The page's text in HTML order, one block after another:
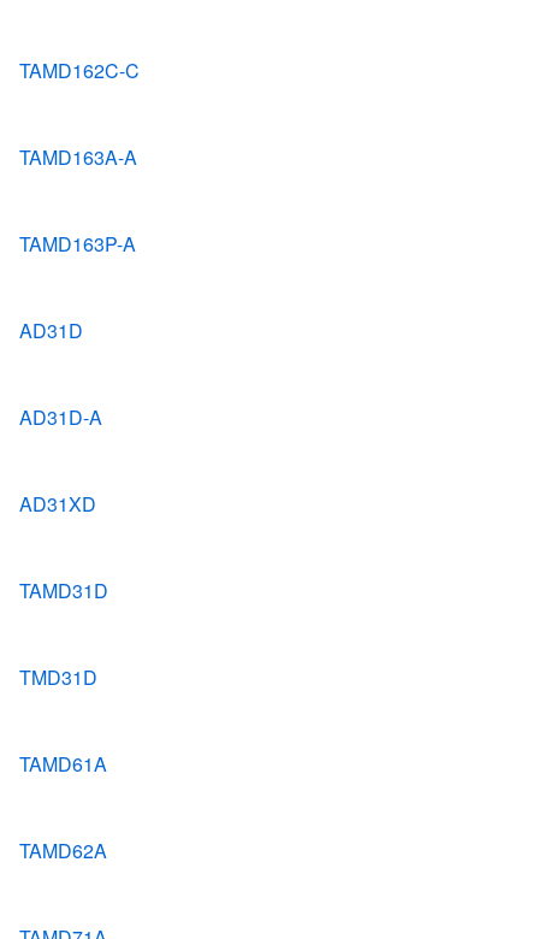
TAMD162C-C
TAMD163A-A
TAMD163P-A
AD31D
AD31D-A
AD31XD
TAMD31D
TMD31D
TAMD61A
TAMD62A